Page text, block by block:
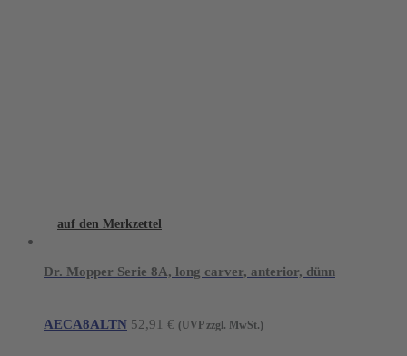
auf den Merkzettel
Dr. Mopper Serie 8A, long carver, anterior, dünn
AECA8ALTN 52,91 € (UVP zzgl. MwSt.)